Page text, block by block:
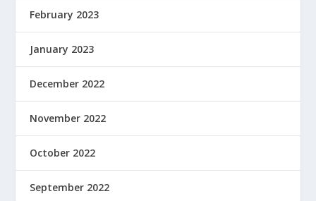
February 2023
January 2023
December 2022
November 2022
October 2022
September 2022